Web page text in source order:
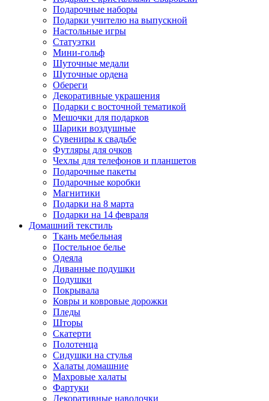
Подарочные наборы
Подарки учителю на выпускной
Настольные игры
Статуэтки
Мини-гольф
Шуточные медали
Шуточные ордена
Обереги
Декоративные украшения
Подарки с восточной тематикой
Мешочки для подарков
Шарики воздушные
Сувениры к свадьбе
Футляры для очков
Чехлы для телефонов и планшетов
Подарочные пакеты
Подарочные коробки
Магнитики
Подарки на 8 марта
Подарки на 14 февраля
Домашний текстиль
Ткань мебельная
Постельное белье
Одеяла
Диванные подушки
Подушки
Покрывала
Ковры и ковровые дорожки
Пледы
Шторы
Скатерти
Полотенца
Сидушки на стулья
Халаты домашние
Махровые халаты
Фартуки
Декоративные наволочки